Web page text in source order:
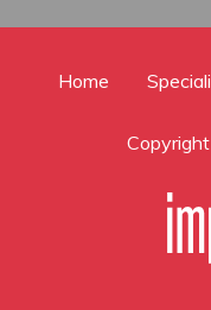
Home Speciali
Copyright